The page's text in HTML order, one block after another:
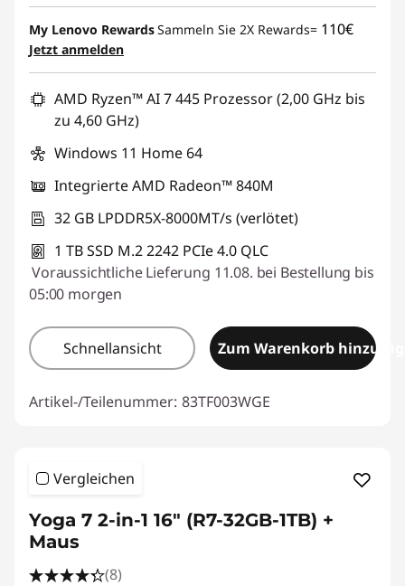
My Lenovo RewardsSammeln Sie 2X Rewards= 110€
Jetzt anmelden
AMD Ryzen™ AI 7 445 Prozessor (2,00 GHz bis
zu 4,60 GHz)
Windows 11 Home 64
Integrierte AMD Radeon™ 840M
32 GB LPDDR5X-8000MT/s (verlötet)
1 TB SSD M.2 2242 PCIe 4.0 QLC
Voraussichtliche Lieferung 11.08. bei Bestellung bis
05:00 morgen
Schnellansicht Zum Warenkorb
Artikel-/Teilenummer: 83TF003WGE
Vergleichen
Yoga 7 2-in-1 16" (R7-32GB-1TB) +
Maus
(8)